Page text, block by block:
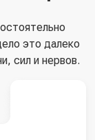
это далеко
сил и нервов.